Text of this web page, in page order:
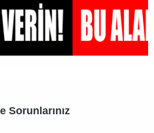
Sorunlarınız